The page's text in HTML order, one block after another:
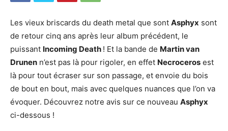
Les vieux briscards du death metal que sont Asphyx sont
de retour cinq ans après leur album précédent, le
puissant Incoming Death ! Et la bande de Martin van
Drunen n’est pas là pour rigoler, en effet Necroceros est
là pour tout écraser sur son passage, et envoie du bois
de bout en bout, mais avec quelques nuances que l’on va
évoquer. Découvrez notre avis sur ce nouveau Asphyx
ci-dessous !